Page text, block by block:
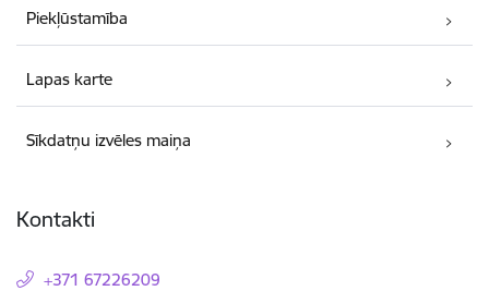
Piekļūstamība
Lapas karte
Sīkdatņu izvēles maiņa
Kontakti
+371 67226209